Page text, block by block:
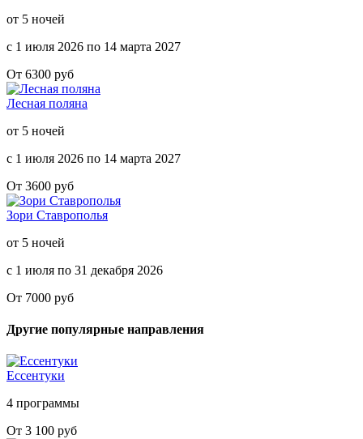
от 5 ночей
с 1 июля 2026 по 14 марта 2027
От 6300 руб
Лесная поляна
от 5 ночей
с 1 июля 2026 по 14 марта 2027
От 3600 руб
Зори Ставрополья
от 5 ночей
с 1 июля по 31 декабря 2026
От 7000 руб
Другие популярные направления
Ессентуки
4 программы
От 3 100 руб